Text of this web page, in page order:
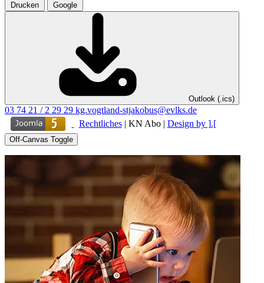
Drucken Google
Outlook (.ics)
03 74 21 / 2 29 29 kg.vogtland-stjakobus@evlks.de
Rechtliches| KN Abo| Design by ].[
Off-Canvas Toggle